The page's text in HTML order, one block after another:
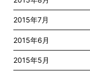
2015年7月
2015年6月
2015年5月